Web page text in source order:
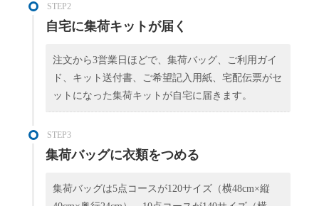
STEP2
自宅に集荷キットが届く
注文から3営業日ほどで、集荷バッグ、ご利用ガイ
ド、キット送付書、ご希望記入用紙、宅配伝票がセ
ットになった集荷キットが自宅に届きます。
STEP3
集荷バッグに衣類をつめる
集荷バッグは5点コースが120サイズ（横48cm×縦